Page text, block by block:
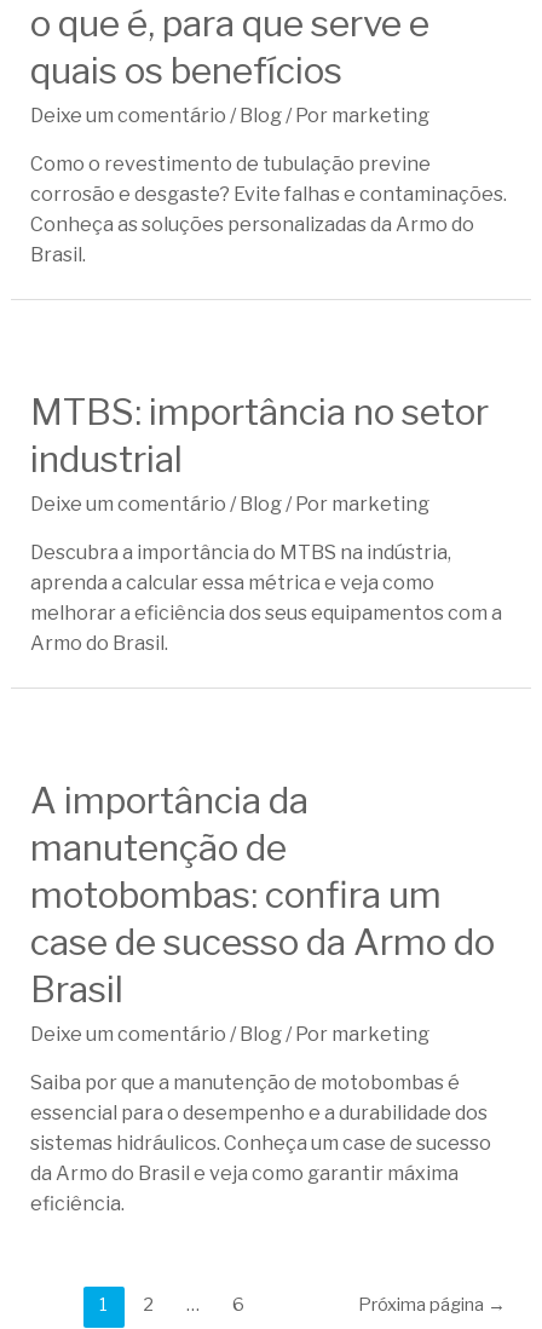
o que é, para que serve e
quais os benefícios
Deixe um comentário / Blog/ Por marketing
Como o revestimento de tubulação previne
corrosão e desgaste? Evite falhas e contaminações.
Conheça as soluções personalizadas da Armo do
Brasil.
MTBS: importância no setor
industrial
Deixe um comentário / Blog/ Por marketing
Descubra a importância do MTBS na indústria,
aprenda a calcular essa métrica e veja como
melhorar a eficiência dos seus equipamentos com a
Armo do Brasil.
A importância da
manutenção de
motobombas: confira um
case de sucesso da Armo do
Brasil
Deixe um comentário / Blog/ Por marketing
Saiba por que a manutenção de motobombas é
essencial para o desempenho e a durabilidade dos
sistemas hidráulicos. Conheça um case de sucesso
da Armo do Brasil e veja como garantir máxima
eficiência.
1 2 … 6 Próxima página →